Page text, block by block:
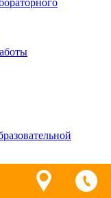
педагогический)